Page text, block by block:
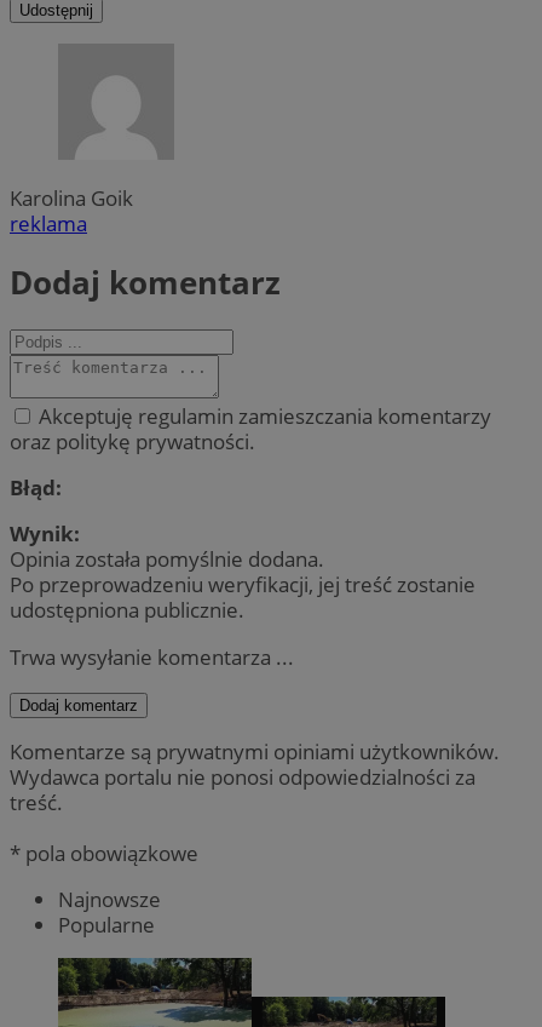
Udostępnij
Karolina Goik
reklama
Dodaj komentarz
Akceptuję regulamin zamieszczania komentarzy
oraz politykę prywatności.
Błąd:
Wynik:
Opinia została pomyślnie dodana.
Po przeprowadzeniu weryfikacji, jej treść zostanie
udostępniona publicznie.
Trwa wysyłanie komentarza ...
Dodaj komentarz
Komentarze są prywatnymi opiniami użytkowników.
Wydawca portalu nie ponosi odpowiedzialności za
treść.
* pola obowiązkowe
Najnowsze
Popularne